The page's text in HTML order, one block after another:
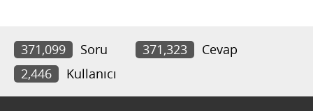
371,099 Soru 371,323
Cevap
2,446
Kullanıcı